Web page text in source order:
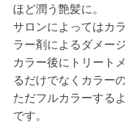
ほど潤う艶髪に。
サロンによってはカ
ラー剤によるダメー
カラー後にトリート
るだけでなくカラー
ただフルカラーする
です。